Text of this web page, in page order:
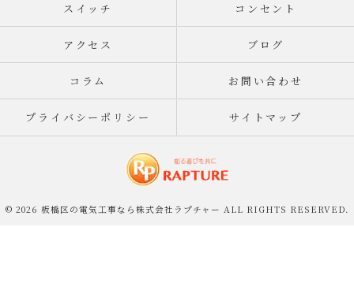
スイッチ コンセント
アクセス ブログ
コラム お問い合わせ
プライバシーポリシー サイトマップ
© 2026 板橋区の電気工事なら株式会社ラプチャー ALL RIGHTS RESERVED.